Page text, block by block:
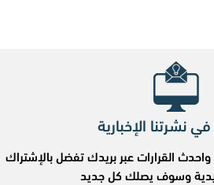
نشرتنا الإخبارية
واحدث القرارات عبر بريدك تفضل بالإشتراك
وسوف يصلك كل جديد